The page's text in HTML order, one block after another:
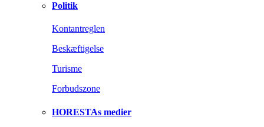
Politik
Kontantreglen
Beskæftigelse
Turisme
Forbudszone
HORESTAs medier